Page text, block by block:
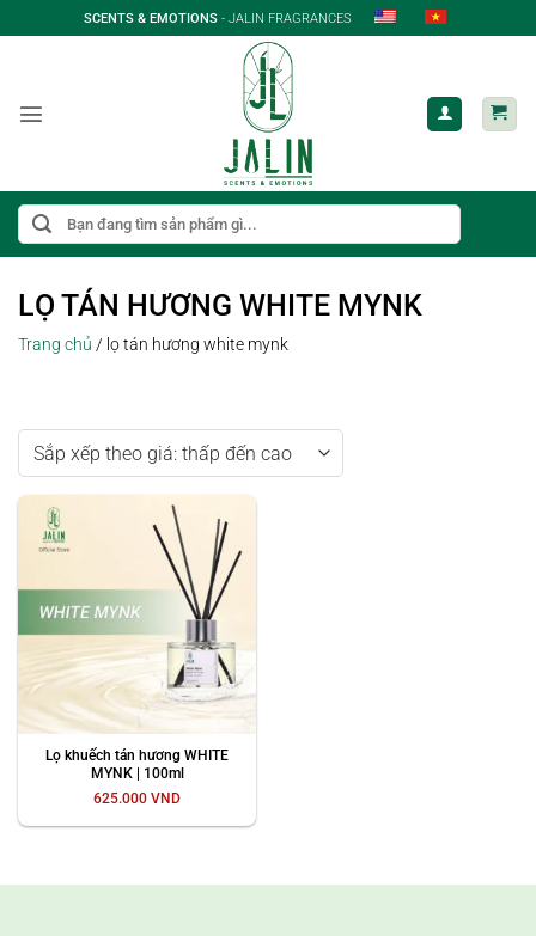
qua
SCENTS & EMOTIONS - JALIN FRAGRANCES
Tìm
kiếm:
LỌ TÁN HƯƠNG WHITE MYNK
Trang chủ / lọ tán hương white mynk
Lọ khuếch tán hương WHITE
MYNK | 100ml
625.000 VND